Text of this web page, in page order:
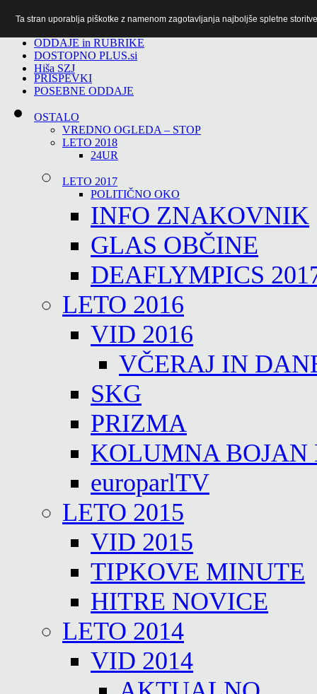
ODDAJE in RUBRIKE
DOSTOPNO PLUS.si
Hiša SZJ
PRISPEVKI
POSEBNE ODDAJE
OSTALO
VREDNO OGLEDA – STOP
LETO 2018
24UR
LETO 2017
POLITIČNO OKO
INFO ZNAKOVNIK
GLAS OBČINE
DEAFLYMPICS
LETO 2016
VID 2016
VČERAJ IN
SKG
PRIZMA
KOLUMNA BOJAN
europarlTV
LETO 2015
VID 2015
TIPKOVE MINUTE
HITRE NOVICE
LETO 2014
VID 2014
Ta stran uporablja piškotke z namenom zagotavljanja najboljše spletne